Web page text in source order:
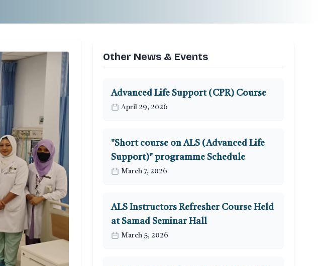
Other News & Events
Advanced Life Support (CPR) Course
April 29, 2026
"Short course on ALS (Advanced Life
Support)" programme Schedule
March 7, 2026
ALS Instructors Refresher Course Held
at Samad Seminar Hall
March 5, 2026